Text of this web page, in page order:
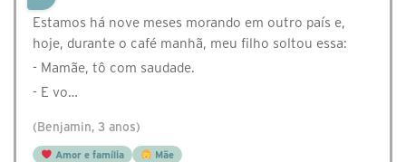
Estamos há nove meses morando em outro país e,
hoje, durante o café manhã, meu filho soltou essa:
- Mamãe, tô com saudade.
- ⁠E vo…
(Benjamin, 3 anos)
Amor e família Mãe